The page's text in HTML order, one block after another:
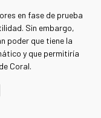
en fase de prueba
Sin embargo,
poder que tiene la
y que permitiría
Coral.